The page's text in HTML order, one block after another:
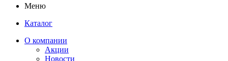
Меню
Каталог
О компании
Акции
Новости